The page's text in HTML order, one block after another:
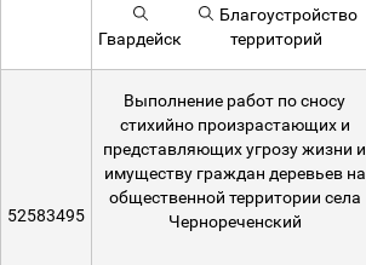
Гвардейск
Благоустройство
территорий
52583495
Выполнение работ по сносу
стихийно произрастающих и
представляющих угрозу жизни и
имуществу граждан деревьев на
общественной территории села
Чернореченский